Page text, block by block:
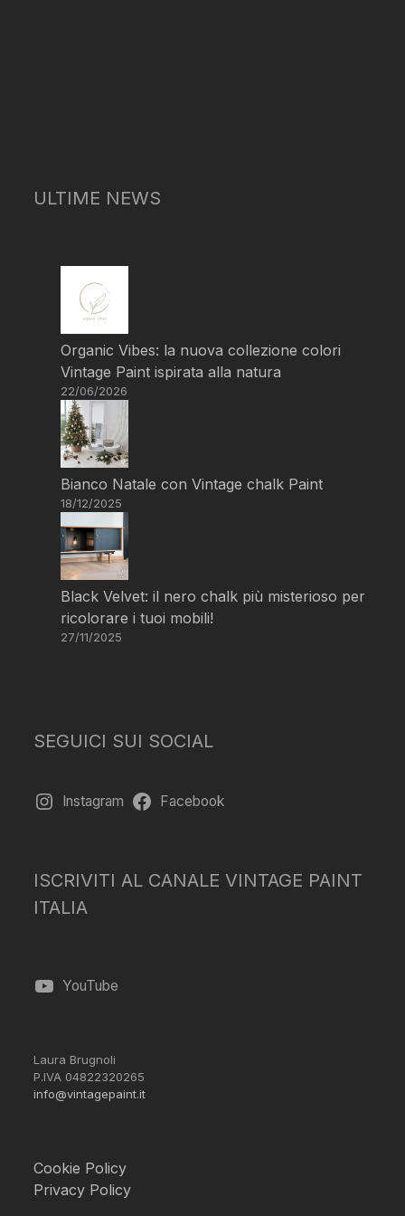
ULTIME NEWS
Organic Vibes: la nuova collezione colori
Vintage Paint ispirata alla natura
22/06/2026
Bianco Natale con Vintage chalk Paint
18/12/2025
Black Velvet: il nero chalk più misterioso per
ricolorare i tuoi mobili!
27/11/2025
SEGUICI SUI SOCIAL
Instagram Facebook
ISCRIVITI AL CANALE VINTAGE PAINT
ITALIA
YouTube
Laura Brugnoli
P.IVA 04822320265
info@vintagepaint.it
Cookie Policy
Privacy Policy